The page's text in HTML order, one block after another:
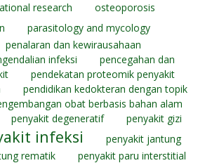
research osteoporosis
parasitology and mycology
penalaran dan kewirausahaan
infeksi
pencegahan dan
pendekatan proteomik penyakit
pendidikan kedokteran dengan topik
obat berbasis bahan alam
penyakit degeneratif
penyakit gizi
infeksi
penyakit jantung
rematik
penyakit paru interstitial